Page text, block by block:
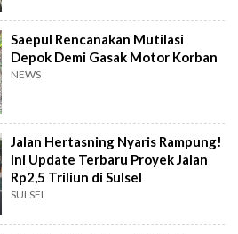
Saepul Rencanakan Mutilasi
Depok Demi Gasak Motor Korban
NEWS
Jalan Hertasning Nyaris Rampung!
Ini Update Terbaru Proyek Jalan
Rp2,5 Triliun di Sulsel
SULSEL